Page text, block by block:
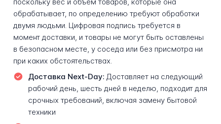
обрабатывает, по определению требуют обработки
двумя людьми. Цифровая подпись требуется в
момент доставки, и товары не могут быть оставлены
в безопасном месте, у соседа или без присмотра ни
при каких обстоятельствах.
Доставка Next-Day: Доставляет на следующий
рабочий день, шесть дней в неделю, подходит для
срочных требований, включая замену бытовой
техники